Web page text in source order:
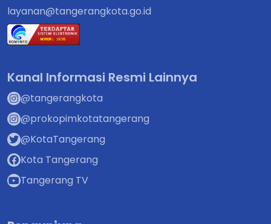
layanan@tangerangkota.go.id
Kanal Informasi Resmi Lainnya
@tangerangkota
@prokopimkotatangerang
@KotaTangerang
Kota Tangerang
Tangerang TV